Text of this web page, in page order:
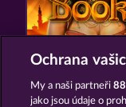
MAGIC BOOK
Ochrana
My a naši partneři
jako jsou údaje o